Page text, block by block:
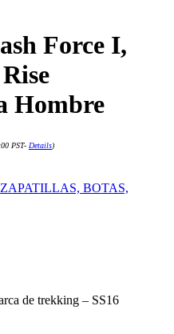
Force I,
Hombre
PST- Details)
ZAPATILLAS, BOTAS,
de trekking – SS16